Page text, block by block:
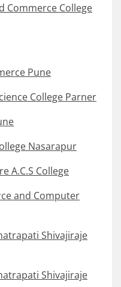
Commerce College
Pune
College Parner
Nasarapur
A.C.S College
and Computer
Shivajiraje
Shivajiraje